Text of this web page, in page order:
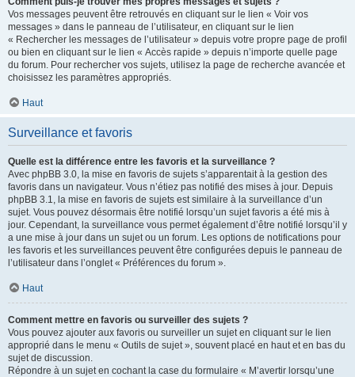
Vos messages peuvent être retrouvés en cliquant sur le lien « Voir vos
messages » dans le panneau de l’utilisateur, en cliquant sur le lien
« Rechercher les messages de l’utilisateur » depuis votre propre page de profil
ou bien en cliquant sur le lien « Accès rapide » depuis n’importe quelle page
du forum. Pour rechercher vos sujets, utilisez la page de recherche avancée et
choisissez les paramètres appropriés.
Haut
Surveillance et favoris
Quelle est la différence entre les favoris et la surveillance ?
Avec phpBB 3.0, la mise en favoris de sujets s’apparentait à la gestion des
favoris dans un navigateur. Vous n’étiez pas notifié des mises à jour. Depuis
phpBB 3.1, la mise en favoris de sujets est similaire à la surveillance d’un
sujet. Vous pouvez désormais être notifié lorsqu’un sujet favoris a été mis à
jour. Cependant, la surveillance vous permet également d’être notifié lorsqu’il y
a une mise à jour dans un sujet ou un forum. Les options de notifications pour
les favoris et les surveillances peuvent être configurées depuis le panneau de
l’utilisateur dans l’onglet « Préférences du forum ».
Haut
Comment mettre en favoris ou surveiller des sujets ?
Vous pouvez ajouter aux favoris ou surveiller un sujet en cliquant sur le lien
approprié dans le menu « Outils de sujet », souvent placé en haut et en bas du
sujet de discussion.
Répondre à un sujet en cochant la case du formulaire « M’avertir lorsqu’une